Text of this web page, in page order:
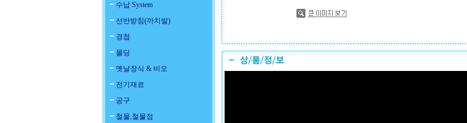
수납 System
선반받침(까치발)
경첩
몰딩
옛날장식 & 비오
전기재료
공구
철물,철물점